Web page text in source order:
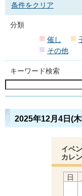
条件をクリア
分類
催し
その他
キーワード検索
2025年12月4日(
イベ
カレ
日